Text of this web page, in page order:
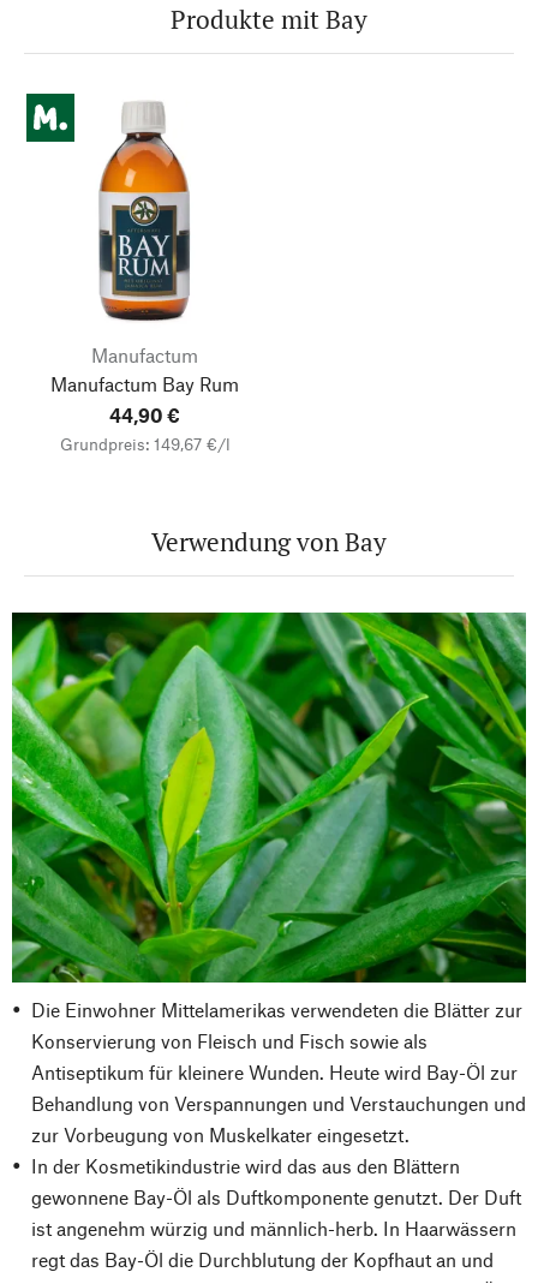
Produkte mit Bay
Manufactum
Manufactum Bay Rum
44,90 €
Grundpreis: 149,67 €/l
Verwendung von Bay
Die Einwohner Mittelamerikas verwendeten die Blätter zur
Konservierung von Fleisch und Fisch sowie als
Antiseptikum für kleinere Wunden. Heute wird Bay-Öl zur
Behandlung von Verspannungen und Verstauchungen und
zur Vorbeugung von Muskelkater eingesetzt.
In der Kosmetikindustrie wird das aus den Blättern
gewonnene Bay-Öl als Duftkomponente genutzt. Der Duft
ist angenehm würzig und männlich-herb. In Haarwässern
regt das Bay-Öl die Durchblutung der Kopfhaut an und